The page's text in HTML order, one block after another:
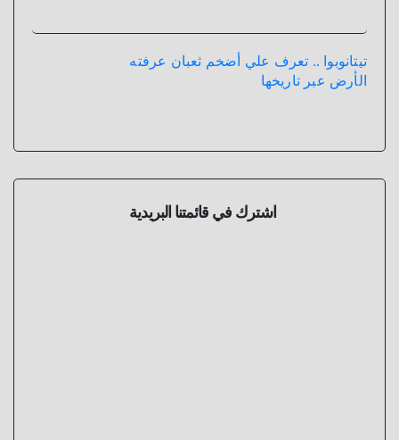
تيتانوبوا .. تعرف علي أضخم ثعبان عرفته
الأرض عبر تاريخها
اشترك في قائمتنا البريدية